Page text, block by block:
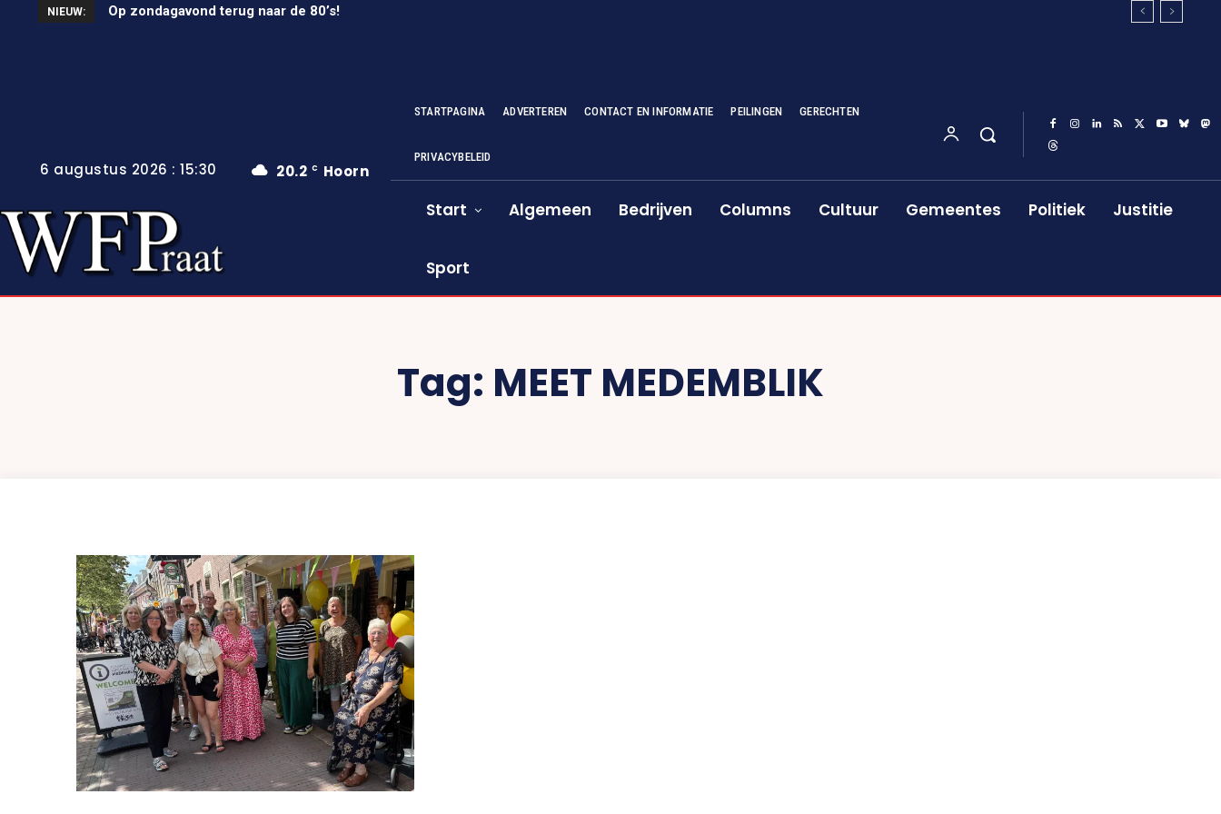
NIEUW: Op zondagavond terug naar de 80’s!
20.2 C Hoorn
6 augustus 2026 : 15:30
STARTPAGINA ADVERTEREN CONTACT EN INFORMATIE PEILINGEN GERECHTEN
PRIVACYBELEID
Start Algemeen Bedrijven Columns Cultuur Gemeentes Politiek Justitie
Sport
Tag: MEET MEDEMBLIK